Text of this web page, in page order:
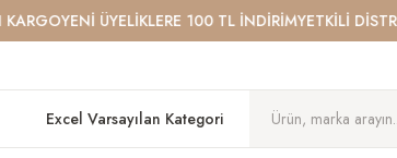
YENİ ÜYELİKLERE 100 TL İNDİRİMYETKİLİ
Excel Varsayılan Kategori